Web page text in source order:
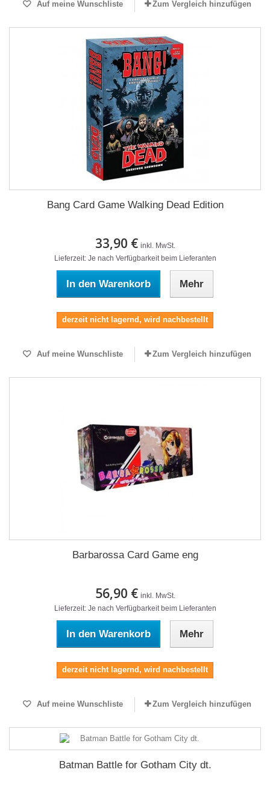
Auf meine Wunschliste Zum Vergleich hinzufügen
Bang Card Game Walking Dead Edition
33,90 € inkl. MwSt.
Lieferzeit: Je nach Verfügbarkeit beim Lieferanten
In den Warenkorb Mehr
derzeit nicht lagernd, wird nachbestellt
Auf meine Wunschliste Zum Vergleich hinzufügen
Barbarossa Card Game eng
56,90 € inkl. MwSt.
Lieferzeit: Je nach Verfügbarkeit beim Lieferanten
In den Warenkorb Mehr
derzeit nicht lagernd, wird nachbestellt
Auf meine Wunschliste Zum Vergleich hinzufügen
Batman Battle for Gotham City dt.